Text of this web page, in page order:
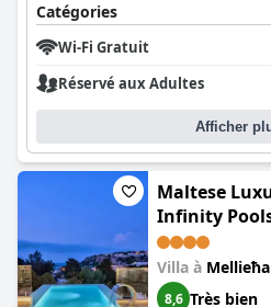
Catégories
Wi-Fi Gratuit
Réservé aux Adultes
Afficher
Maltese
Infinity
and More!
Villa à Mellieħa
8,6 Très bien